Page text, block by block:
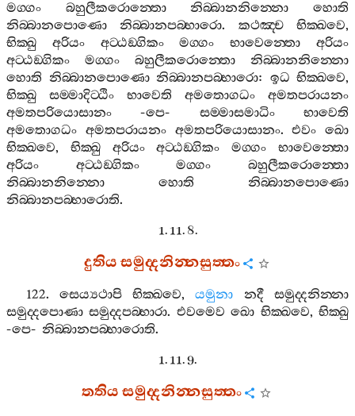
මග‍්ගං
බහුලීකරොන‍්තො නිබ‍්බානනින‍්නො
හොති
නිබ‍්බානපොණො
නිබ‍්බානපබ‍්භාරො. කථඤ‍්ච භික‍්ඛවෙ,
භික‍්ඛු
අරියං අට‍්ඨඞ‍්ගිකං මග‍්ගං භාවෙන‍්තො
අරියං
අට‍්ඨඞ‍්ගිකං
මග‍්ගං බහුලීකරොන‍්තො
නිබ‍්බානනින‍්නො
හොති නිබ‍්බානපොණො නිබ‍්බානපබ‍්භාරො: ඉධ භික‍්ඛවෙ,
භික‍්ඛු
සම‍්මාදිට‍්ඨිං භාවෙති අමතොගධං
අමතපරායනං
අමතපරියොසානං -පෙ- සම‍්මාසමාධිං
භාවෙති
අමතොගධං අමතපරායනං අමතපරියොසානං.එවං ඛො
භික‍්ඛවෙ, භික‍්ඛු අරියං අට‍්ඨඞ‍්ගිකං මග‍්ගං
භාවෙන‍්තො
අරියං
අට‍්ඨඞ‍්ගිකං මග‍්ගං
බහුලීකරොන‍්තො
නිබ‍්බානනින‍්නො
හොති
නිබ‍්බානපොණො
නිබ‍්බානපබ‍්භාරොති.
1. 11. 8.
දුතියසමුද‍්දනින‍්නසුත‍්තං
122. සෙය්‍යථාපි භික‍්ඛවෙ,යමුනා නදී
සමුද‍්දනින‍්නා
සමුද‍්දපොණා සමුද‍්දපබ‍්භාරා. එවමෙව ඛො භික‍්ඛවෙ,භික‍්ඛු
-පෙ- නිබ‍්බානපබ‍්භාරොති.
1. 11. 9.
තතියසමුද‍්දනින‍්නසුත‍්තං